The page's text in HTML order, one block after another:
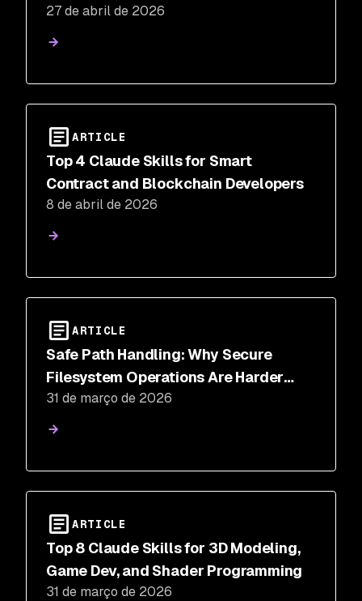
27 de abril de 2026
ARTICLE
Top 4 Claude Skills for Smart
Contract and Blockchain Developers
8 de abril de 2026
ARTICLE
Safe Path Handling: Why Secure
Filesystem Operations Are Harder
Than You Think
31 de março de 2026
ARTICLE
Top 8 Claude Skills for 3D Modeling,
Game Dev, and Shader Programming
31 de março de 2026